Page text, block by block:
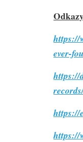
https://
ever-
https://
https://
https://